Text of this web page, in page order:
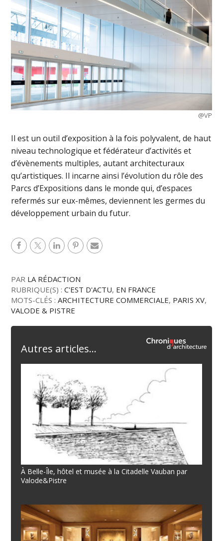
@VP
Il est un outil d’exposition à la fois polyvalent, de haut
niveau technologique et fédérateur d’activités et
d’évènements multiples, autant architecturaux
qu’artistiques. Il incarne ainsi l’évolution du rôle des
Parcs d’Expositions dans le monde qui, d’espaces
refermés sur eux-mêmes, deviennent les germes du
développement urbain du futur.
PAR LA RÉDACTION
RUBRIQUE(S) :C'EST D'ACTU, EN FRANCE
MOTS-CLÉS :ARCHITECTURE COMMERCIALE, PARIS XV,
VALODE & PISTRE
Autres articles...
À Belle-Île, hôtel et musée à la Citadelle Vauban par
Valode&Pistre